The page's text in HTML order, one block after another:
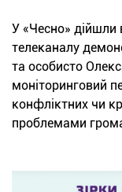
У «Чесно» дійшли
телеканалу
та особисто
моніторинговий
конфліктних чи
проблемами